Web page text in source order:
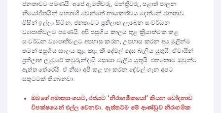
ජනතාවට පමණයි. අපේ ඇමතිවරු, මන්ත්‍රීවරු, පළාත් පාලන
නියෝජිතයින් සහභාගී වෙන්නේ නායකත්වය දෙන්නේ ජනතාව
විසින් ඉල්ලා සිටින, ජනතාවට ප්‍රතිලාභ ලැබෙන සංවර්ධන
ව්‍යාපෘතිවලට පමණයි. අපි පසුගිය කාලය තුළ ක්‍රියාත්මක කළ
සංවර්ධන ව්‍යාපෘතිවලට අපහාස කරන, උපහාස කරන අය මුලින්ම
තමන් පසුගිය කාලය තුළ කළ කී දේවල් දෙස බැලිය යුතුයි, ඒවායින්
ප්‍රතිලාභ ලැබු‍වේ කවුරුන්දැයි සොයා බැලිය යුතුයි. එතකොට ඔවුන්ට
ඇත්ත තේරෙයි. ඒ නිසා අපි කළ හා කරන දේවල් ගැන අපට
සතුටටක් තිබෙනවා.
ඔබගේ අමාත්‍යාංශයට, රජයට ‘නිරාගමිකයෝ’ කියන චෝදනාව
විපක්ෂයෙන් එල්ල වෙනවා. ඇත්තටම මේ ආණ්ඩුව නිරාගමික